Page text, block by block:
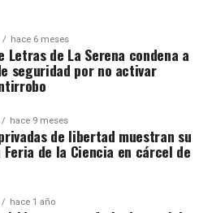
hace 6 meses
Letras de La Serena condena a
seguridad por no activar
hace 9 meses
de libertad muestran su
de la Ciencia en cárcel de
hace 1 año